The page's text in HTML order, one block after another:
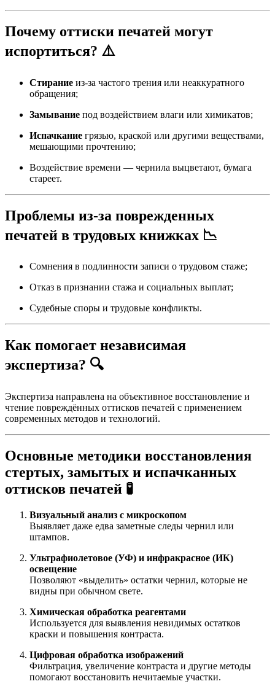
Почему оттиски печатей могут
испортиться? ⚠️
Стирание из-за частого трения или неаккуратного
обращения;
Замывание под воздействием влаги или химикатов;
Испачкание грязью, краской или другими веществами,
мешающими прочтению;
Воздействие времени — чернила выцветают, бумага
стареет.
Проблемы из-за поврежденных
печатей в трудовых книжках 📉
Сомнения в подлинности записи о трудовом стаже;
Отказ в признании стажа и социальных выплат;
Судебные споры и трудовые конфликты.
Как помогает независимая
экспертиза? 🔍
Экспертиза направлена на объективное восстановление и
чтение повреждённых оттисков печатей с применением
современных методов и технологий.
Основные методики восстановления
стертых, замытых и испачканных
оттисков печатей 🧪
Визуальный анализ с микроскопом
Выявляет даже едва заметные следы чернил или
штампов.
Ультрафиолетовое (УФ) и инфракрасное (ИК)
освещение
Позволяют «выделить» остатки чернил, которые не
видны при обычном свете.
Химическая обработка реагентами
Используется для выявления невидимых остатков
краски и повышения контраста.
Цифровая обработка изображений
Фильтрация, увеличение контраста и другие методы
помогают восстановить нечитаемые участки.